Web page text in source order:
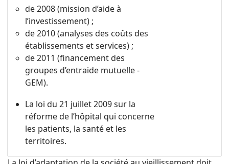
de 2008 (mission d’aide à
l’investissement) ;
de 2010 (analyses des coûts des
établissements et services) ;
de 2011 (financement des
groupes d’entraide mutuelle -
GEM).
La loi du 21 juillet 2009 sur la
réforme de l’hôpital qui concerne
les patients, la santé et les
territoires.